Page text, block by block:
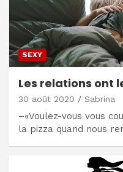
SEXY
Les relations ont
30 août 2020 Sabrina
–«Voulez-vous vous
la pizza quand nous